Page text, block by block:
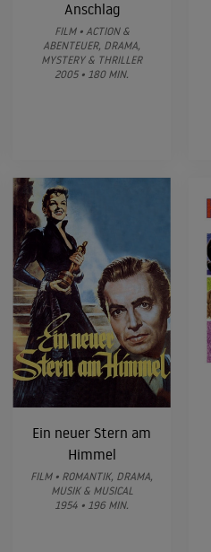
Anschlag
FILM • ACTION &
ABENTEUER, DRAMA,
MYSTERY & THRILLER
2005 • 180 MIN.
Ein neuer Stern am
Himmel
FILM • ROMANTIK, DRAMA,
MUSIK & MUSICAL
1954 • 196 MIN.